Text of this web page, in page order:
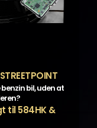
bil, uden at
til 584HK &